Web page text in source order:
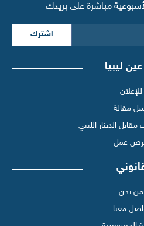
مباشرة على بريدك
اشترك
ليبيا
للإعلان
مقالة
مقابل الدينار الليبي
عمل
من نحن
معنا